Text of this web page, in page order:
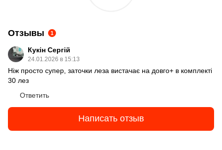
Отзывы 1
Кукін Сергій
24.01.2026 в 15:13
Ніж просто супер, заточки леза вистачає на довго+ в комплекті
30 лез
Ответить
Написать отзыв